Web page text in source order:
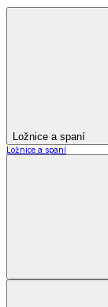
Ložnice a spaní
Ložnice a spaní